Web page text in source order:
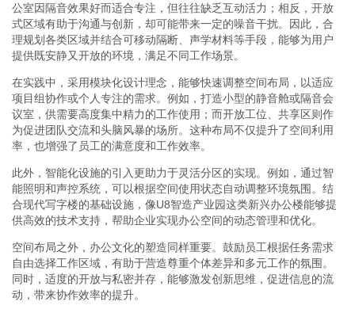
公室因隔音效果好而适合专注，但往往缺乏互动活力；相反，开放
式区域有助于沟通与创新，却可能带来一定的噪音干扰。因此，合
理规划各类区域并结合可移动隔断、声学材料等手段，能够为用户
提供既安静又开放的环境，满足不同工作场景。
在实践中，采用模块化设计理念，能够快速调整空间布局，以适应
项目组协作或个人专注的需求。例如，打造小型的静音舱或隔音会
议室，供需要高度集中精力的工作使用；而开放工位、共享区则作
为促进团队交流和头脑风暴的场所。这种布局不仅提升了空间利用
率，也增强了员工的满意度和工作效率。
此外，智能化设施的引入更助力于灵活分区的实现。例如，通过智
能照明和声控系统，可以根据空间使用状态自动调整环境氛围。结
合现代写字楼的基础设施，像U8智造产业园这类新兴办公楼能够提
供高效的技术支持，帮助企业实现办公空间的动态管理和优化。
空间布局之外，办公文化的塑造同样重要。鼓励员工根据任务需求
自由选择工作区域，有助于营造尊重个体差异和多元工作的氛围。
同时，适度的开放与私密并存，能够激发创新思维，促进信息的流
动，带来协作效率的提升。